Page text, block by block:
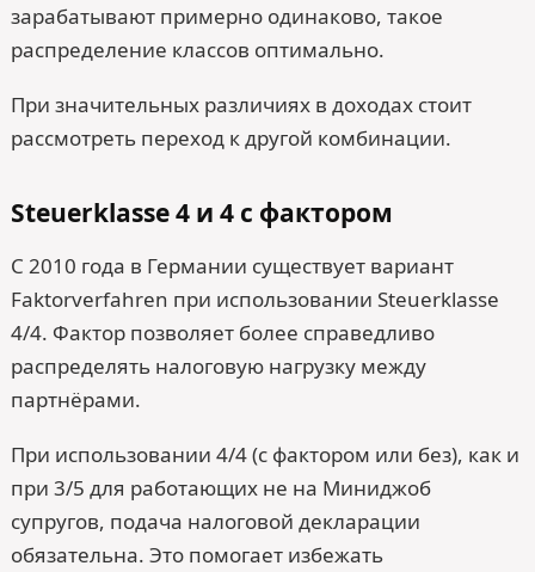
зарабатывают примерно одинаково, такое
распределение классов оптимально.
При значительных различиях в доходах стоит
рассмотреть переход к другой комбинации.
Steuerklasse 4 и 4 с фактором
С 2010 года в Германии существует вариант
Faktorverfahren при использовании Steuerklasse
4/4. Фактор позволяет более справедливо
распределять налоговую нагрузку между
партнёрами.
При использовании 4/4 (с фактором или без), как и
при 3/5 для работающих не на Миниджоб
супругов, подача налоговой декларации
обязательна. Это помогает избежать